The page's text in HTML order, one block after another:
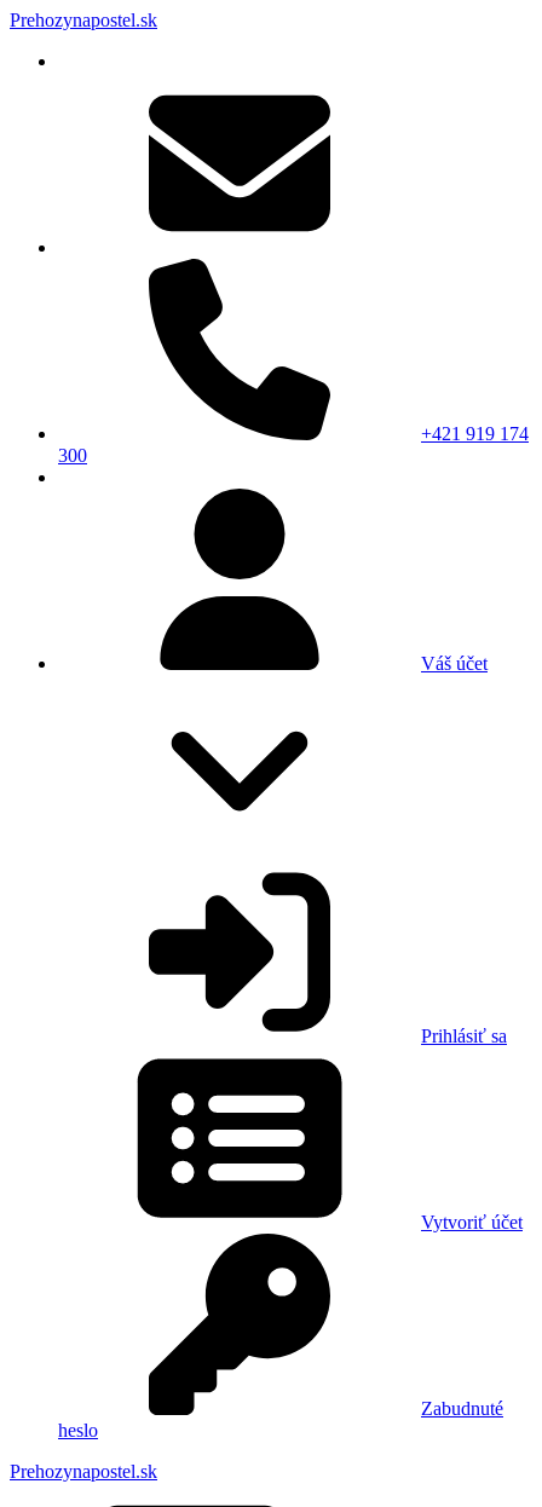
Prehozynapostel.sk
+421 919 174
300
Váš účet
Prihlásiť sa
Vytvoriť účet
Zabudnuté
heslo
Prehozynapostel.sk